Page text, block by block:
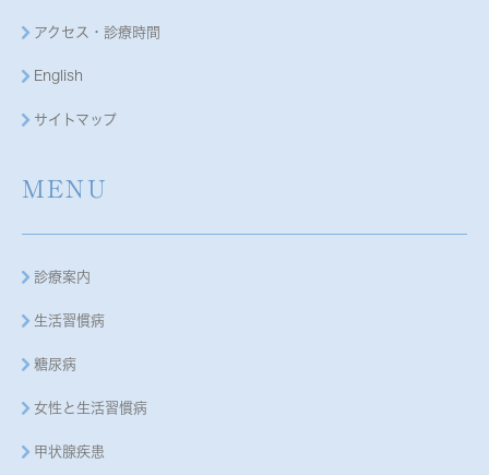
アクセス・診療時間
English
サイトマップ
MENU
診療案内
生活習慣病
糖尿病
女性と生活習慣病
甲状腺疾患